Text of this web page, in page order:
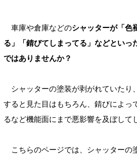
車庫や倉庫などのシャッターが「色
る」「錆びてしまってる」などといっ
ではありませんか？
シャッターの塗装が剥がれていたり
すると見た目はもちろん、錆びによっ
るなど機能面にまで悪影響を及ぼして
こちらのページでは、シャッターの